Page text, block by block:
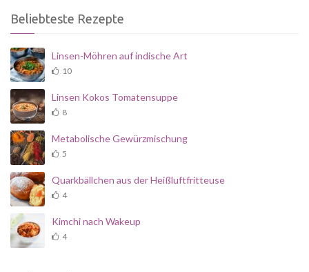
Beliebteste Rezepte
Linsen-Möhren auf indische Art
10
Linsen Kokos Tomatensuppe
8
Metabolische Gewürzmischung
5
Quarkbällchen aus der Heißluftfritteuse
4
Kimchi nach Wakeup
4